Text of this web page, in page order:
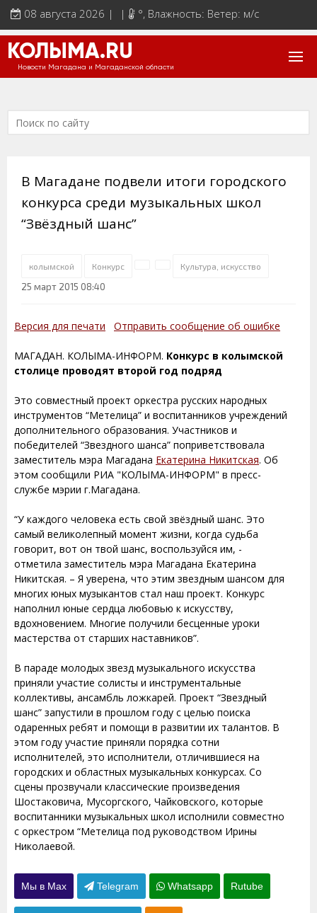
08 августа 2026 | | °, Влажность: Ветер: м/с
КОЛЫМА.RU
Новости Магадана и Магаданской области
В Магадане подвели итоги городского
конкурса среди музыкальных школ
“Звёздный шанс”
колымской Конкурс Культура, искусство
25 март 2015 08:40
Версия для печати Отправить сообщение об ошибке
МАГАДАН. КОЛЫМА-ИНФОРМ. Конкурс в колымской
столице проводят второй год подряд
Это совместный проект оркестра русских народных
инструментов “Метелица” и воспитанников учреждений
дополнительного образования. Участников и
победителей “Звездного шанса” поприветствовала
заместитель мэра Магадана Екатерина Никитская. Об
этом сообщили РИА "КОЛЫМА-ИНФОРМ" в пресс-
службе мэрии г.Магадана.
“У каждого человека есть свой звёздный шанс. Это
самый великолепный момент жизни, когда судьба
говорит, вот он твой шанс, воспользуйся им, -
отметила заместитель мэра Магадана Екатерина
Никитская. – Я уверена, что этим звездным шансом для
многих юных музыкантов стал наш проект. Конкурс
наполнил юные сердца любовью к искусству,
вдохновением. Многие получили бесценные уроки
мастерства от старших наставников”.
В параде молодых звезд музыкального искусства
приняли участие солисты и инструментальные
коллективы, ансамбль ложкарей. Проект “Звездный
шанс” запустили в прошлом году с целью поиска
одаренных ребят и помощи в развитии их талантов. В
этом году участие приняли порядка сотни
исполнителей, это исполнители, отличившиеся на
городских и областных музыкальных конкурсах. Со
сцены прозвучали классические произведения
Шостаковича, Мусоргского, Чайковского, которые
воспитанники музыкальных школ исполнили совместно
с оркестром “Метелица под руководством Ирины
Николаевой.
Мы в Max Telegram Whatsapp Rutube